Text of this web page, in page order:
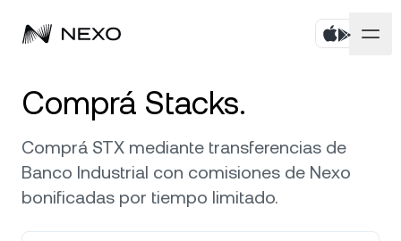
Comprá activos
Rendimiento Flexible
Cuentas corporativas
Prime Brokerage
Empresa
Comprá Stacks.
Comprá STX mediante transferencias de
Banco Industrial con comisiones de Nexo
bonificadas por tiempo limitado.